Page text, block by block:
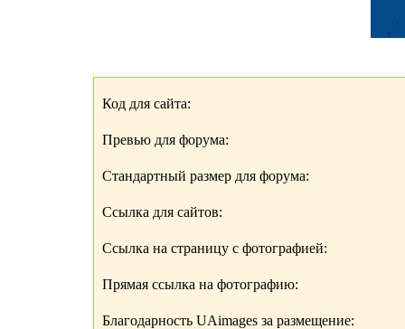
Код для сайта:
Превью для форума:
Стандартный размер для форума:
Ссылка для сайтов:
Ссылка на страницу с фотографией:
Прямая ссылка на фотографию:
Благодарность UAimages за размещение: